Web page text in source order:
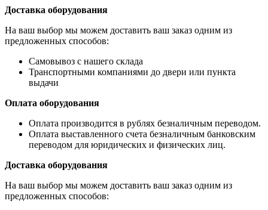
Доставка оборудования
На ваш выбор мы можем доставить ваш заказ одним из
предложенных способов:
Самовывоз с нашего склада
Транспортными компаниями до двери или пункта
выдачи
Оплата оборудования
Оплата производится в рублях безналичным переводом.
Оплата выставленного счета безналичным банковским
переводом для юридических и физических лиц.
Доставка оборудования
На ваш выбор мы можем доставить ваш заказ одним из
предложенных способов: